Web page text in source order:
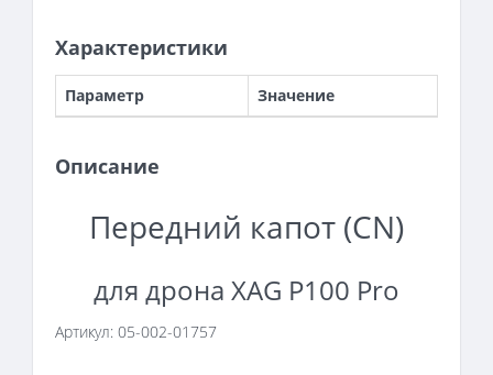
Характеристики
Параметр Значение
Описание
Передний капот (CN)
для дрона XAG P100 Pro
Артикул: 05-002-01757